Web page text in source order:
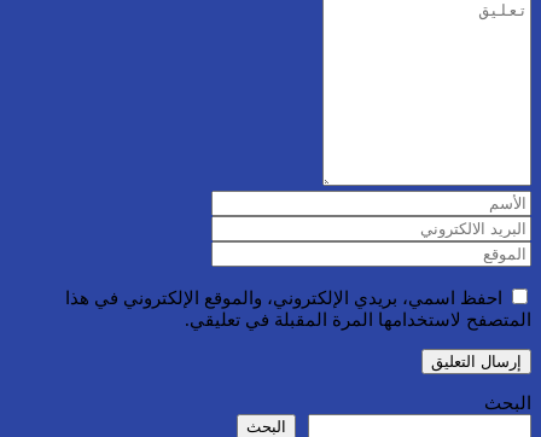
احفظ اسمي، بريدي الإلكتروني، والموقع الإلكتروني في هذا
المتصفح لاستخدامها المرة المقبلة في تعليقي.
البحث
البحث